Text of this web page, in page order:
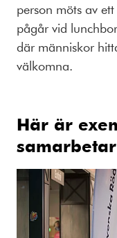
person möts av
pågår vid
där människor
välkomna.
Här är